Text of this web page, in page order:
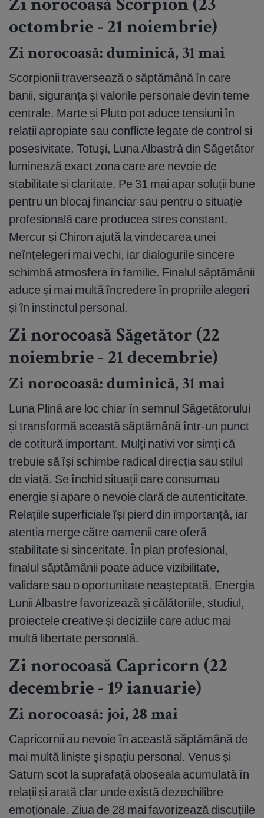
Zi norocoasă Scorpion (23
octombrie - 21 noiembrie)
Zi norocoasă: duminică, 31 mai
Scorpionii traversează o săptămână în care
banii, siguranța și valorile personale devin teme
centrale. Marte și Pluto pot aduce tensiuni în
relații apropiate sau conflicte legate de control și
posesivitate. Totuși, Luna Albastră din Săgetător
luminează exact zona care are nevoie de
stabilitate și claritate. Pe 31 mai apar soluții bune
pentru un blocaj financiar sau pentru o situație
profesională care producea stres constant.
Mercur și Chiron ajută la vindecarea unei
neînțelegeri mai vechi, iar dialogurile sincere
schimbă atmosfera în familie. Finalul săptămânii
aduce și mai multă încredere în propriile alegeri
și în instinctul personal.
Zi norocoasă Săgetător (22
noiembrie - 21 decembrie)
Zi norocoasă: duminică, 31 mai
Luna Plină are loc chiar în semnul Săgetătorului
și transformă această săptămână într-un punct
de cotitură important. Mulți nativi vor simți că
trebuie să își schimbe radical direcția sau stilul
de viață. Se închid situații care consumau
energie și apare o nevoie clară de autenticitate.
Relațiile superficiale își pierd din importanță, iar
atenția merge către oamenii care oferă
stabilitate și sinceritate. În plan profesional,
finalul săptămânii poate aduce vizibilitate,
validare sau o oportunitate neașteptată. Energia
Lunii Albastre favorizează și călătoriile, studiul,
proiectele creative și deciziile care aduc mai
multă libertate personală.
Zi norocoasă Capricorn (22
decembrie - 19 ianuarie)
Zi norocoasă: joi, 28 mai
Capricornii au nevoie în această săptămână de
mai multă liniște și spațiu personal. Venus și
Saturn scot la suprafață oboseala acumulată în
relații și arată clar unde există dezechilibre
emoționale. Ziua de 28 mai favorizează discuțiile